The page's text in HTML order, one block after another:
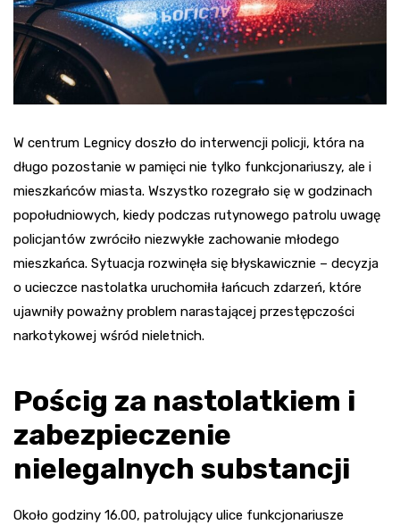
W centrum Legnicy doszło do interwencji policji, która na
długo pozostanie w pamięci nie tylko funkcjonariuszy, ale i
mieszkańców miasta. Wszystko rozegrało się w godzinach
popołudniowych, kiedy podczas rutynowego patrolu uwagę
policjantów zwróciło niezwykłe zachowanie młodego
mieszkańca. Sytuacja rozwinęła się błyskawicznie – decyzja
o ucieczce nastolatka uruchomiła łańcuch zdarzeń, które
ujawniły poważny problem narastającej przestępczości
narkotykowej wśród nieletnich.
Pościg za nastolatkiem i
zabezpieczenie
nielegalnych substancji
Około godziny 16.00, patrolujący ulice funkcjonariusze